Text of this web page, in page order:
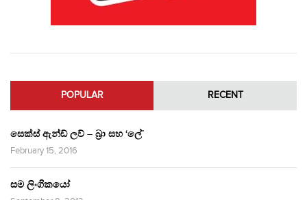
POPULAR RECENT
සෙක්ස් ඇන්ඩ් ලව් – බ්‍රා සහ ‘ලේ’
February 15, 2016
සම ලිංගිකයෝ